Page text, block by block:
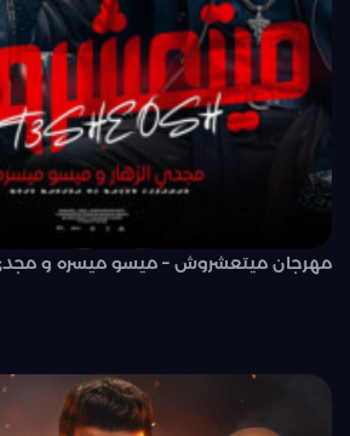
مهرجان ميتعشروش – ميسو ميسره و مجدي